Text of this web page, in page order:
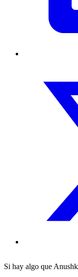
Si hay algo que